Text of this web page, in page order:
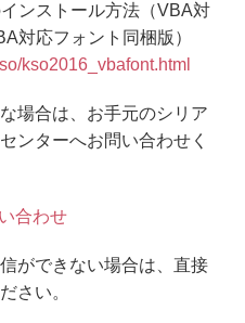
ンストール方法（VBA対
対応フォント同梱版）
kso2016_vbafont.html
場合は、お手元のシリア
ンターへお問い合わせく
合わせ
ができない場合は、直接
さい。